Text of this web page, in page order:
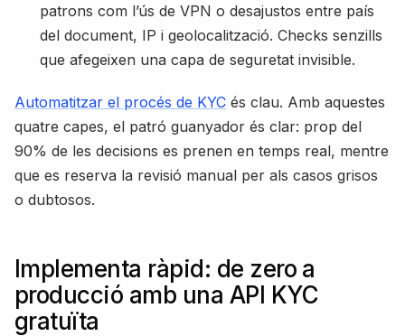
patrons com l’ús de VPN o desajustos entre país
del document, IP i geolocalització. Checks senzills
que afegeixen una capa de seguretat invisible.
Automatitzar el procés de KYC és clau. Amb aquestes
quatre capes, el patró guanyador és clar: prop del
90% de les decisions es prenen en temps real, mentre
que es reserva la revisió manual per als casos grisos
o dubtosos.
Implementa ràpid: de zero a
producció amb una API KYC
gratuïta